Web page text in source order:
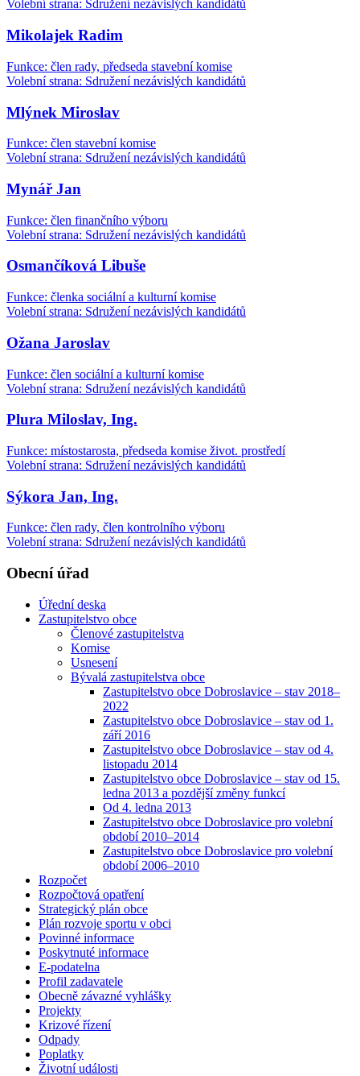
Volební strana: Sdružení nezávislých kandidátů
Mikolajek Radim
Funkce: člen rady, předseda stavební komise
Volební strana: Sdružení nezávislých kandidátů
Mlýnek Miroslav
Funkce: člen stavební komise
Volební strana: Sdružení nezávislých kandidátů
Mynář Jan
Funkce: člen finančního výboru
Volební strana: Sdružení nezávislých kandidátů
Osmančíková Libuše
Funkce: členka sociální a kulturní komise
Volební strana: Sdružení nezávislých kandidátů
Ožana Jaroslav
Funkce: člen sociální a kulturní komise
Volební strana: Sdružení nezávislých kandidátů
Plura Miloslav, Ing.
Funkce: místostarosta, předseda komise život. prostředí
Volební strana: Sdružení nezávislých kandidátů
Sýkora Jan, Ing.
Funkce: člen rady, člen kontrolního výboru
Volební strana: Sdružení nezávislých kandidátů
Obecní úřad
Úřední deska
Zastupitelstvo obce
Členové zastupitelstva
Komise
Usnesení
Bývalá zastupitelstva obce
Zastupitelstvo obce Dobroslavice – stav 2018–
2022
Zastupitelstvo obce Dobroslavice – stav od 1.
září 2016
Zastupitelstvo obce Dobroslavice – stav od 4.
listopadu 2014
Zastupitelstvo obce Dobroslavice – stav od 15.
ledna 2013 a pozdější změny funkcí
Od 4. ledna 2013
Zastupitelstvo obce Dobroslavice pro volební
období 2010–2014
Zastupitelstvo obce Dobroslavice pro volební
období 2006–2010
Rozpočet
Rozpočtová opatření
Strategický plán obce
Plán rozvoje sportu v obci
Povinné informace
Poskytnuté informace
E-podatelna
Profil zadavatele
Obecně závazné vyhlášky
Projekty
Krizové řízení
Odpady
Poplatky
Životní události